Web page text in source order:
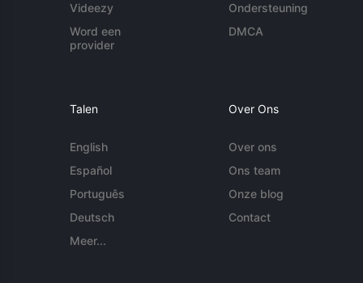
Videezy
Word een
provider
Ondersteuning
DMCA
Talen
English
Español
Português
Deutsch
Meer...
Over Ons
Over ons
Ons team
Onze blog
Contact